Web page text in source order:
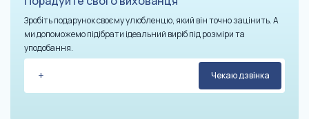
Зробіть подарунок своєму улюбленцю, який він точно зацінить. А
ми допоможемо підібрати ідеальний виріб під розміри та
уподобання.